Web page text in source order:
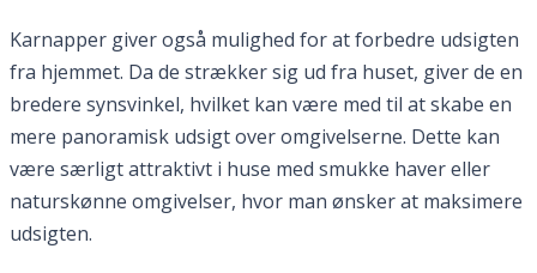
Karnapper giver også mulighed for at forbedre udsigten
fra hjemmet. Da de strækker sig ud fra huset, giver de en
bredere synsvinkel, hvilket kan være med til at skabe en
mere panoramisk udsigt over omgivelserne. Dette kan
være særligt attraktivt i huse med smukke haver eller
naturskønne omgivelser, hvor man ønsker at maksimere
udsigten.